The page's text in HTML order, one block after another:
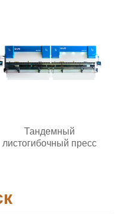
Тандемный
листогибочный пресс